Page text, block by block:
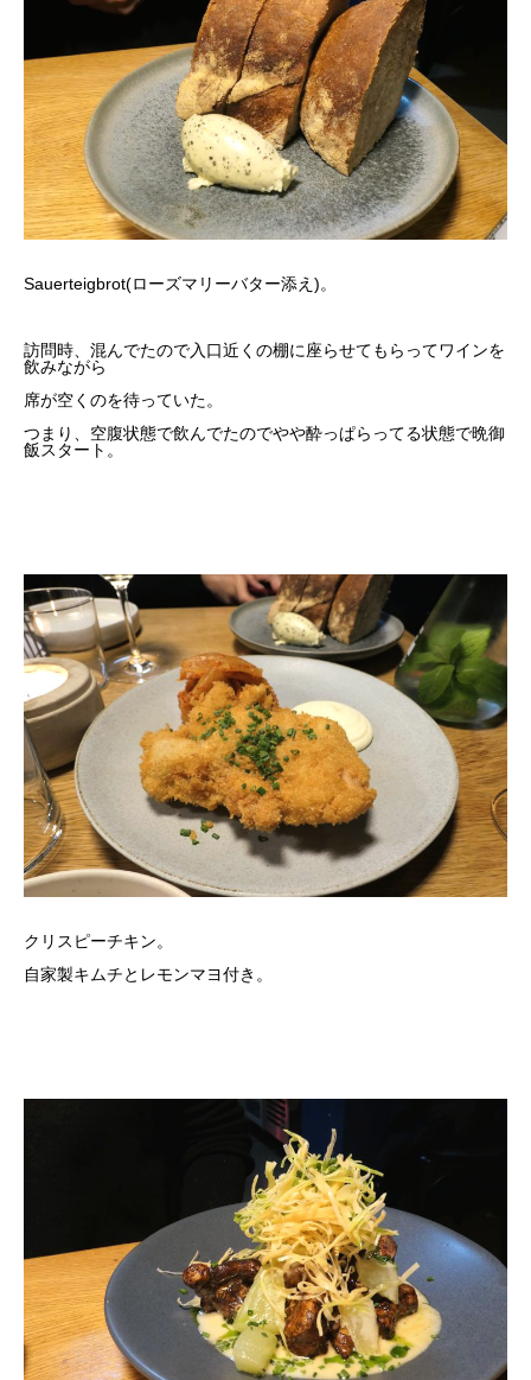
Sauerteigbrot(ローズマリーバター添え)。
訪問時、混んでたので入口近くの棚に座らせてもらってワインを
飲みながら
席が空くのを待っていた。
つまり、空腹状態で飲んでたのでやや酔っぱらってる状態で晩御
飯スタート。
クリスピーチキン。
自家製キムチとレモンマヨ付き。